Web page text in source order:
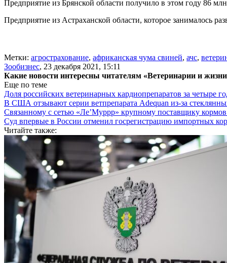
Предприятие из Брянской области получило в этом году 86
Предприятие из Астраханской области, которое занималось
Метки: агрострахование, африканская чума свиней, ачс,
Зообизнес, 23 декабря 2021, 15:11
Какие новости интересны читателям «Ветеринарии и
Еще по теме
Доля российских ветеринарных кардиопрепаратов за четыре
В США отзывают серии ветпрепарата Adequan из-за
Связанному с сетью «Ле’Муррр» крупному поставщику
Суд впервые в России отменил госрегистрацию импортных
Читайте также: